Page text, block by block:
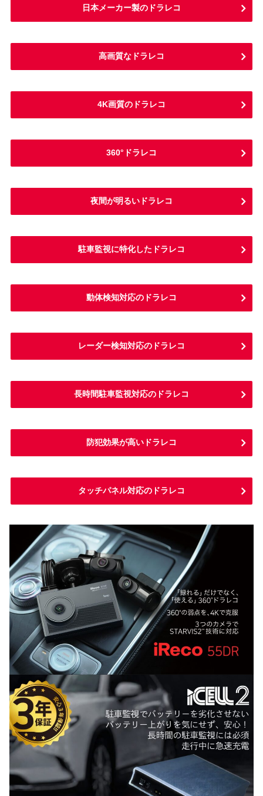
日本メーカー製のドラレコ
高画質なドラレコ
4K画質のドラレコ
360°ドラレコ
夜間が明るいドラレコ
駐車監視に特化したドラレコ
動体検知対応のドラレコ
レーダー検知対応のドラレコ
長時間駐車監視対応のドラレコ
防犯効果が高いドラレコ
タッチパネル対応のドラレコ